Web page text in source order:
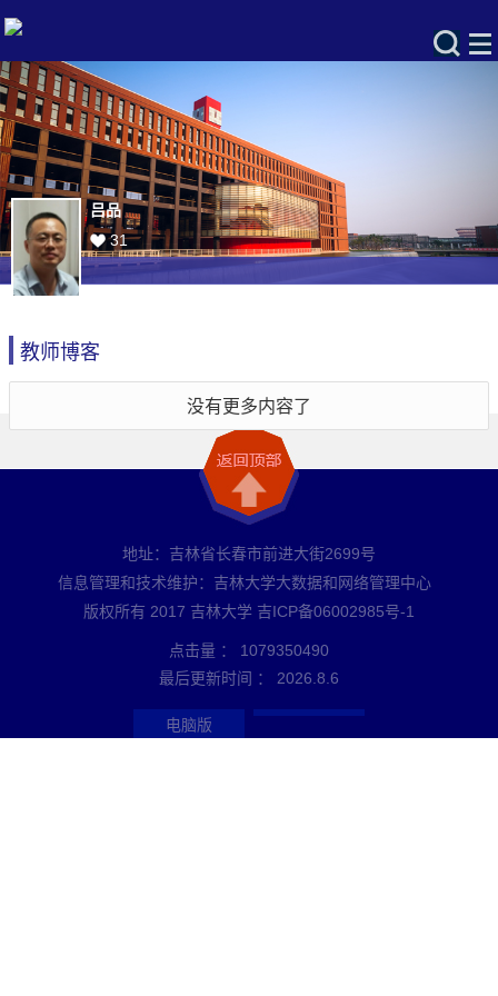
吕品
31
教师博客
没有更多内容了
地址：吉林省长春市前进大街2699号
信息管理和技术维护：吉林大学大数据和网络管理中心
版权所有 2017 吉林大学 吉ICP备06002985号-1
点击量 ： 1079350490
最后更新时间 ： 2026 8 6
电脑版